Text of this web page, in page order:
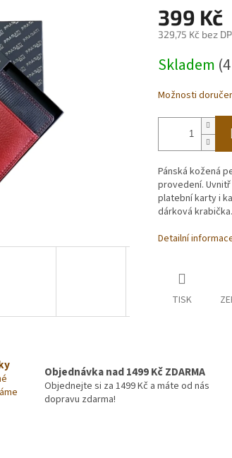
399 Kč
329,75 Kč bez
cena:
Skladem
Možnosti
Pánská kožená
provedení.
platební karty i
dárková krabička.
Detailní
TISK
Objednávka nad 1499 Kč ZDARMA
Objednejte si za 1499 Kč a máte od nás
dopravu zdarma!